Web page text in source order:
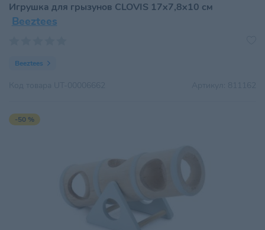
Игрушка для грызунов CLOVIS 17х7,8х10 см
Beeztees
Beeztees
-50 %